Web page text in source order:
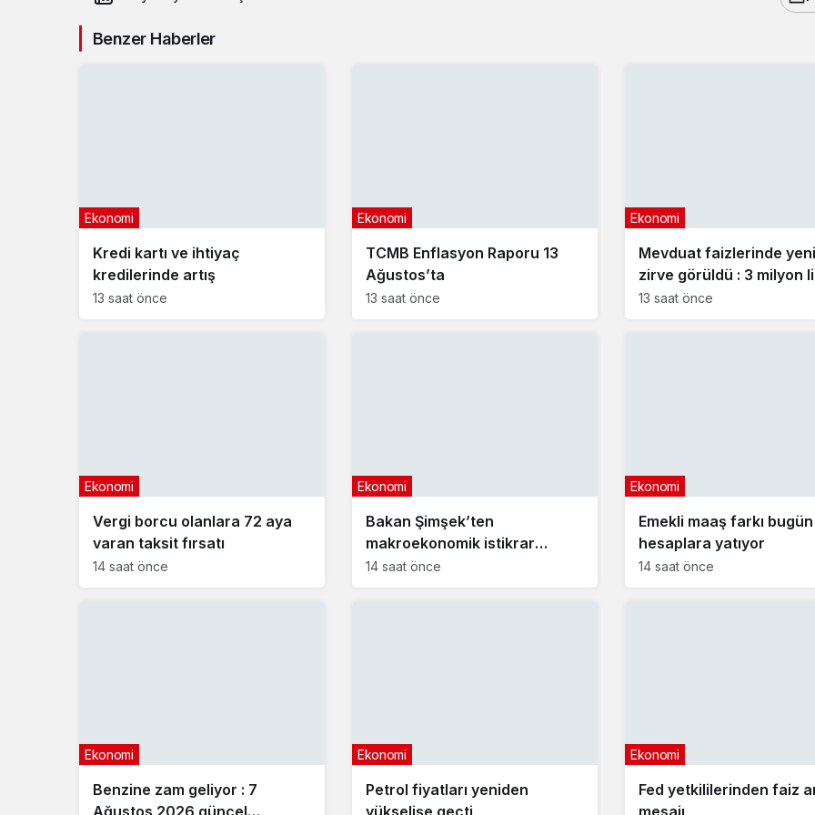
Benzer Haberler
Kredi kartı ve ihtiyaç
kredilerinde artış
Ekonomi
13 saat önce
TCMB Enflasyon Raporu 13
Ağustos’ta
Ekonomi
13 saat önce
Mevduat faizlerinde
zirve görüldü : 3 milyon
aylık getirisi ne kadar
Ekonomi
13 saat önce
Vergi borcu olanlara 72 aya
varan taksit fırsatı
Ekonomi
14 saat önce
Bakan Şimşek’ten
makroekonomik istikrar
açıklaması
Ekonomi
14 saat önce
Emekli maaş farkı bugün
hesaplara yatıyor
Ekonomi
14 saat önce
Benzine zam geliyor : 7
Ağustos 2026 güncel
Ekonomi
Petrol fiyatları yeniden
yükselişe geçti
Ekonomi
Fed yetkililerinden faiz
mesajı
Ekonomi